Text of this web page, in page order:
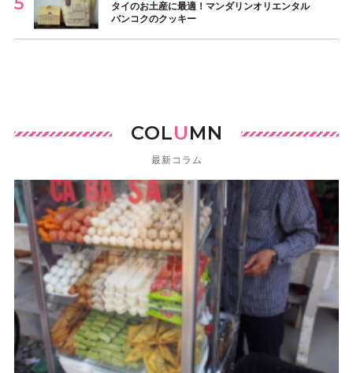
タイのお土産に最適！マンダリンオリエンタル
バンコクのクッキー
COLUMN
最新コラム